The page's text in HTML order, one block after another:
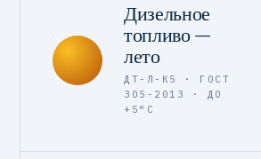
Дизельное
топливо —
лето
ДТ-Л-К5 · ГОСТ
305-2013 · ДО
+5°C